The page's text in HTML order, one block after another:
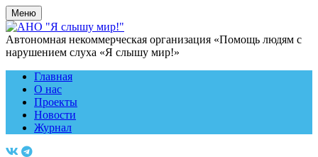
Меню
Автономная некоммерческая организация «Помощь людям с
нарушением слуха «Я слышу мир!»
Главная
О нас
Проекты
Новости
Журнал